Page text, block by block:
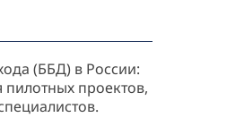
(ББД) в России:
пилотных проектов,